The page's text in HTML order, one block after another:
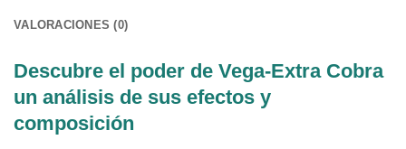
VALORACIONES (0)
Descubre el poder de Vega-Extra Cobra
un análisis de sus efectos y
composición